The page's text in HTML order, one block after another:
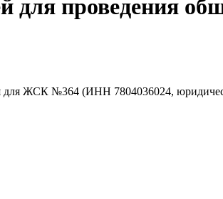
для проведения
ЖСК №364 (ИНН 7804036024,